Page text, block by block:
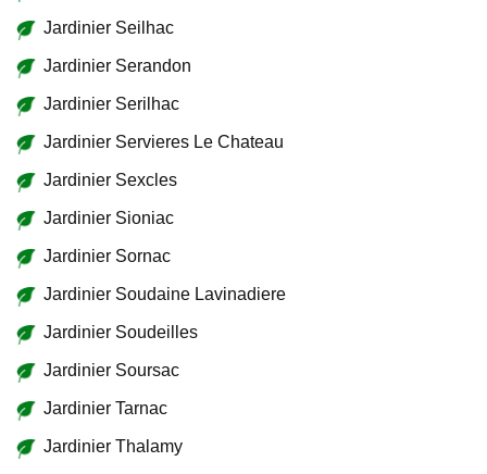
Jardinier Seilhac
Jardinier Serandon
Jardinier Serilhac
Jardinier Servieres Le Chateau
Jardinier Sexcles
Jardinier Sioniac
Jardinier Sornac
Jardinier Soudaine Lavinadiere
Jardinier Soudeilles
Jardinier Soursac
Jardinier Tarnac
Jardinier Thalamy